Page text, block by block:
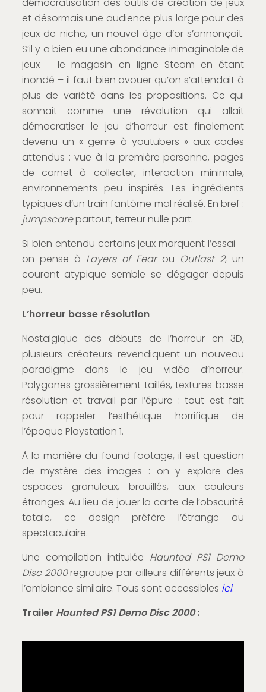
et désormais une audience plus large pour des
jeux de niche, un nouvel âge d’or s’annonçait.
S’il y a bien eu une abondance inimaginable de
jeux – le magasin en ligne Steam en étant
inondé – il faut bien avouer qu’on s’attendait à
plus de variété dans les propositions. Ce qui
sonnait comme une révolution qui allait
démocratiser le jeu d’horreur est finalement
devenu un « genre à youtubers » aux codes
attendus : vue à la première personne, pages
de carnet à collecter, interaction minimale,
environnements peu inspirés. Les ingrédients
typiques d’un train fantôme mal réalisé. En bref :
jumpscarepartout, terreur nulle part.
Si bien entendu certains jeux marquent l’essai –
on pense à Layers of Fearou Outlast 2, un
courant atypique semble se dégager depuis
peu.
L’horreur basse résolution
Nostalgique des débuts de l’horreur en 3D,
plusieurs créateurs revendiquent un nouveau
paradigme dans le jeu vidéo d’horreur.
Polygones grossièrement taillés, textures basse
résolution et travail par l’épure : tout est fait
pour rappeler l’esthétique horrifique de
l’époque Playstation 1.
À la manière du found footage, il est question
de mystère des images : on y explore des
espaces granuleux, brouillés, aux couleurs
étranges. Au lieu de jouer la carte de l’obscurité
totale, ce design préfère l’étrange au
spectaculaire.
Une compilation intitulée Haunted PS1 Demo
Disc 2000regroupe par ailleurs différents jeux à
l’ambiance similaire. Tous sont accessibles ici.
Trailer Haunted PS1 Demo Disc 2000: